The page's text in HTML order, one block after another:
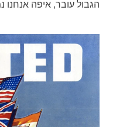
הגבול עובר, איפה אנחנו